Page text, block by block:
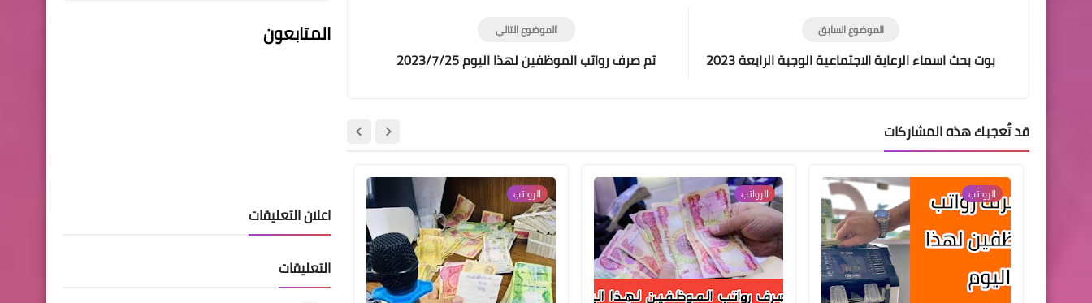
الموضوع التالي
تم صرف رواتب الموظفين لهذا اليوم 2023/7/25
الموضوع السابق
بوت بحث اسماء الرعاية الاجتماعية الوجبة الرابعة 2023
قد تُعجبك هذه المشاركات
الرواتب الرواتب الرواتب
اخبار العامة
اسماء المستفيدين من الرعاية
الاجتماعية محافظة صلاح الدين
المتابعون
اعلان التعليقات
التعليقات